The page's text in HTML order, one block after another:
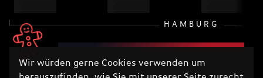
Wir würden gerne Cookies verwenden um
HAMBURG